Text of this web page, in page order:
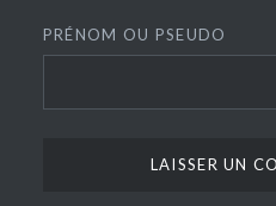
PRÉNOM OU PSEUDO